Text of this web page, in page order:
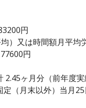
円
）又は時間額月平均
円
2.45ヶ月分（前年度実
定（月末以外）当月25